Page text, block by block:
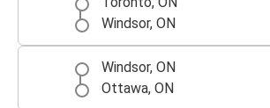
Windsor, ON
Windsor, ON
Ottawa, ON